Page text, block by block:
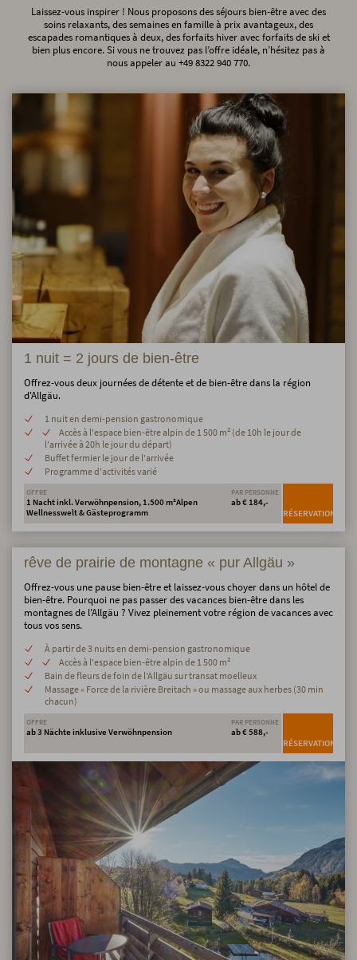
Laissez-vous inspirer ! Nous proposons des séjours bien-être avec des
soins relaxants, des semaines en famille à prix avantageux, des
escapades romantiques à deux, des forfaits hiver avec forfaits de ski et
bien plus encore. Si vous ne trouvez pas l’offre idéale, n’hésitez pas à
nous appeler au +49 8322 940 770.
1 nuit = 2 jours de bien-être
Offrez-vous deux journées de détente et de bien-être dans la région
d'Allgäu.
1 nuit en demi-pension gastronomique
Accès à l'espace bien-être alpin de 1 500 m² (de 10h le jour de
l'arrivée à 20h le jour du départ)
Buffet fermier le jour de l'arrivée
Programme d'activités varié
OFFRE
1 Nacht inkl. Verwöhnpension, 1.500 m²Alpen
Wellnesswelt & Gästeprogramm
PAR PERSONNE
ab € 184,-
RÉSERVATION
rêve de prairie de montagne « pur Allgäu »
Offrez-vous une pause bien-être et laissez-vous choyer dans un hôtel de
bien-être. Pourquoi ne pas passer des vacances bien-être dans les
montagnes de l'Allgäu ? Vivez pleinement votre région de vacances avec
tous vos sens.
À partir de 3 nuits en demi-pension gastronomique
Accès à l'espace bien-être alpin de 1 500 m²
Bain de fleurs de foin de l'Allgäu sur transat moelleux
Massage « Force de la rivière Breitach » ou massage aux herbes (30 min
chacun)
OFFRE
ab 3 Nächte inklusive Verwöhnpension
PAR PERSONNE
ab € 588,-
RÉSERVATION